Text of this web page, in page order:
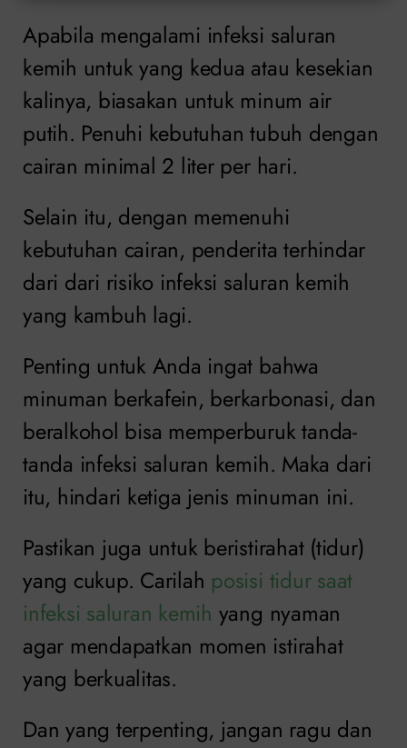
Apabila mengalami infeksi saluran
kemih untuk yang kedua atau kesekian
kalinya, biasakan untuk minum air
putih. Penuhi kebutuhan tubuh dengan
cairan minimal 2 liter per hari.
Selain itu, dengan memenuhi
kebutuhan cairan, penderita terhindar
dari dari risiko infeksi saluran kemih
yang kambuh lagi.
Penting untuk Anda ingat bahwa
minuman berkafein, berkarbonasi, dan
beralkohol bisa memperburuk tanda-
tanda infeksi saluran kemih. Maka dari
itu, hindari ketiga jenis minuman ini.
Pastikan juga untuk beristirahat (tidur)
yang cukup. Carilah posisi tidur saat
infeksi saluran kemih yang nyaman
agar mendapatkan momen istirahat
yang berkualitas.
Dan yang terpenting, jangan ragu dan